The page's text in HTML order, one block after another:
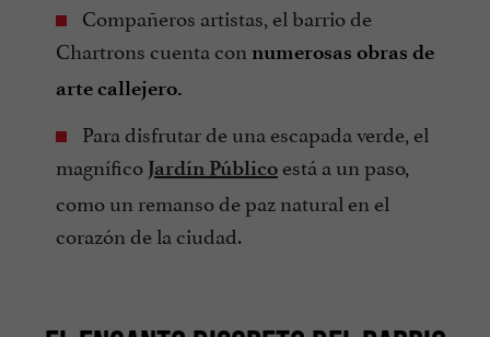
Compañeros artistas, el barrio de
Chartrons cuenta con numerosas obras de
arte callejero.
Para disfrutar de una escapada verde, el
magnífico Jardín Público está a un paso,
como un remanso de paz natural en el
corazón de la ciudad.